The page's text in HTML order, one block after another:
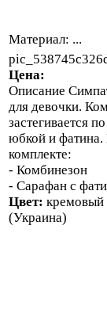
Материал: ...
Цена:
Описание
для девочки.
застегивается
юбкой и
комплекте:
- Комбинезон
- Сарафан с
Цвет: кремовый
(Украина)